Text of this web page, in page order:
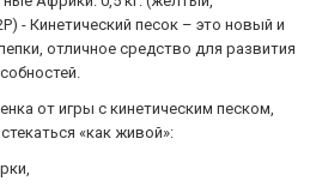
- Кинетический песок – это новый и
отличное средство для развития
от игры с кинетическим песком,
«как живой»: